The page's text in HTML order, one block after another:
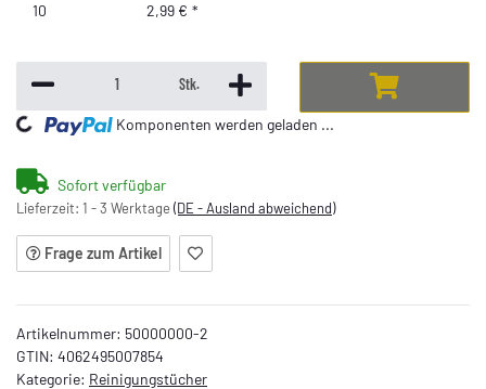
10 2,99 € *
Stk.
Komponenten werden geladen ...
Sofort verfügbar
Lieferzeit: 1 - 3 Werktage (DE - Ausland abweichend)
Frage zum Artikel
Artikelnummer: 50000000-2
GTIN: 4062495007854
Kategorie: Reinigungstücher